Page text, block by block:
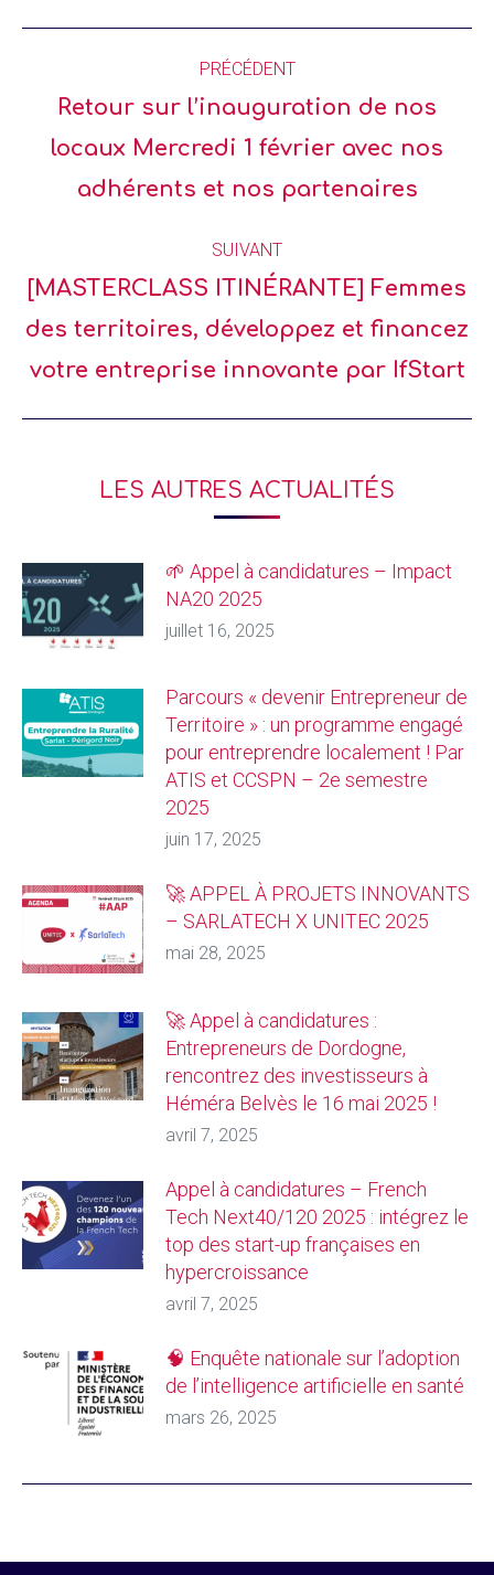
PRÉCÉDENT
Retour sur l’inauguration de nos
locaux Mercredi 1 février avec nos
adhérents et nos partenaires
SUIVANT
[MASTERCLASS ITINÉRANTE] Femmes
des territoires, développez et financez
votre entreprise innovante par IfStart
LES AUTRES ACTUALITÉS
🌱 Appel à candidatures – Impact
NA20 2025
juillet 16, 2025
Parcours « devenir Entrepreneur de
Territoire » : un programme engagé
pour entreprendre localement ! Par
ATIS et CCSPN – 2e semestre
2025
juin 17, 2025
🚀 APPEL À PROJETS INNOVANTS
– SARLATECH X UNITEC 2025
mai 28, 2025
🚀 Appel à candidatures :
Entrepreneurs de Dordogne,
rencontrez des investisseurs à
Héméra Belvès le 16 mai 2025 !
avril 7, 2025
Appel à candidatures – French
Tech Next40/120 2025 : intégrez le
top des start-up françaises en
hypercroissance
avril 7, 2025
🧠 Enquête nationale sur l’adoption
de l’intelligence artificielle en santé
mars 26, 2025